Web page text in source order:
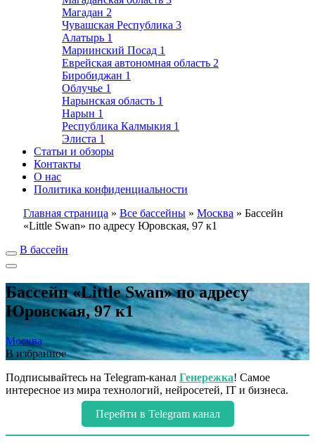
Магадан 2
Чувашская Республика 3
Алатырь 1
Мариинский Посад 1
Еврейская автономная область 2
Биробиджан 1
Облучье 1
Нарынская область 1
Нарын 1
Республика Калмыкия 1
Элиста 1
Статьи и обзоры
Контакты
О нас
Политика конфиденциальности
Главная страница » Все бассейны » Москва » Бассейн
«Little Swan» по адресу Юровская, 97 к1
В бассейн
Бассейн «Little Swan» по адресу
Юровская, 97 к1
Москва
В избранное
Подписывайтесь на Telegram-канал Генережка! Самое
интересное из мира технологий, нейросетей, IT и бизнеса.
Перейти в Telegram канал